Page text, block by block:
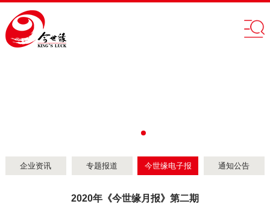
企业资讯 专题报道 今世缘电子报 通知公告
2020年《今世缘月报》第二期